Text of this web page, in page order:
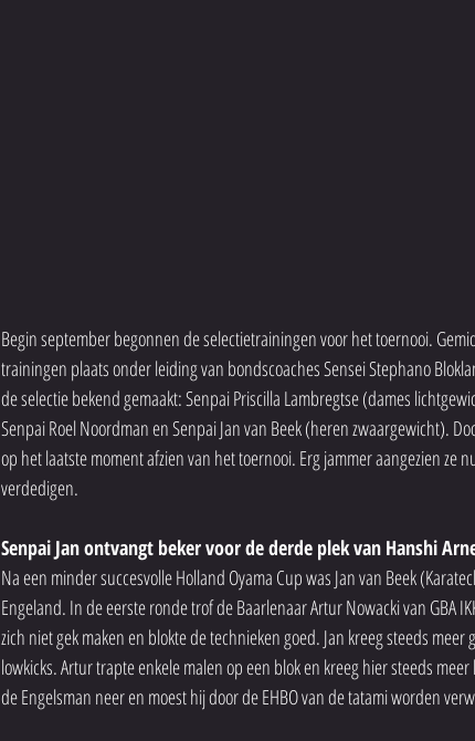
Begin september begonnen de selectietrainingen voor het toernooi.
trainingen plaats onder leiding van bondscoaches Sensei Stephano
de selectie bekend gemaakt: Senpai Priscilla Lambregtse (dames
Senpai Roel Noordman en Senpai Jan van Beek (heren zwaargewicht).
op het laatste moment afzien van het toernooi. Erg jammer aangezien ze
verdedigen.
Senpai Jan ontvangt beker voor de derde plek van Hanshi
Na een minder succesvolle Holland Oyama Cup was Jan van Beek
Engeland. In de eerste ronde trof de Baarlenaar Artur Nowacki van GBA
zich niet gek maken en blokte de technieken goed. Jan kreeg steeds
lowkicks. Artur trapte enkele malen op een blok en kreeg hier steeds
de Engelsman neer en moest hij door de EHBO van de tatami worden